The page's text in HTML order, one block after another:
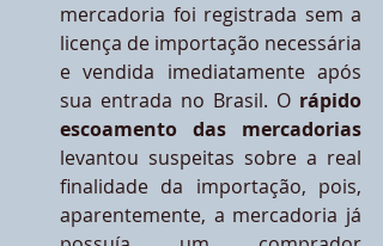
mercadoria foi registrada sem a
licença de importação necessária
e vendida imediatamente após
sua entrada no Brasil. O rápido
levantou suspeitas sobre a real
finalidade da importação, pois,
aparentemente, a mercadoria já